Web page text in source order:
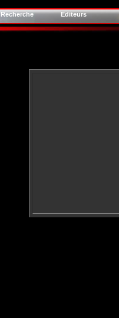
Recherche Editeurs